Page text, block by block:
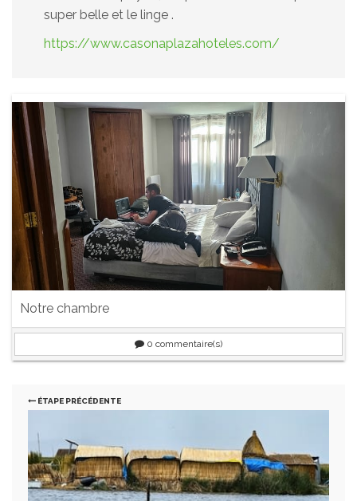
super belle et le linge .
https://www.casonaplazahoteles.com/
Notre chambre
0 commentaire(s)
ÉTAPE PRÉCÉDENTE